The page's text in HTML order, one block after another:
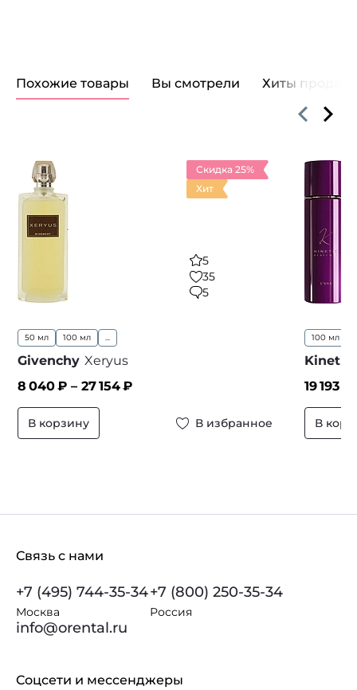
Похожие товары Вы смотрели Хиты продаж
Скидка 25%
Хит
5
35
5
50 мл 100 мл ...
Givenchy Xeryus
8 040₽ – 27 154₽
В корзину В избранное
100 мл
Kinetic
19 193
В
Связь с нами
+7 (495) 744-35-34
Москва
+7 (800) 250-35-34
Россия
info@orental.ru
Соцсети и мессенджеры